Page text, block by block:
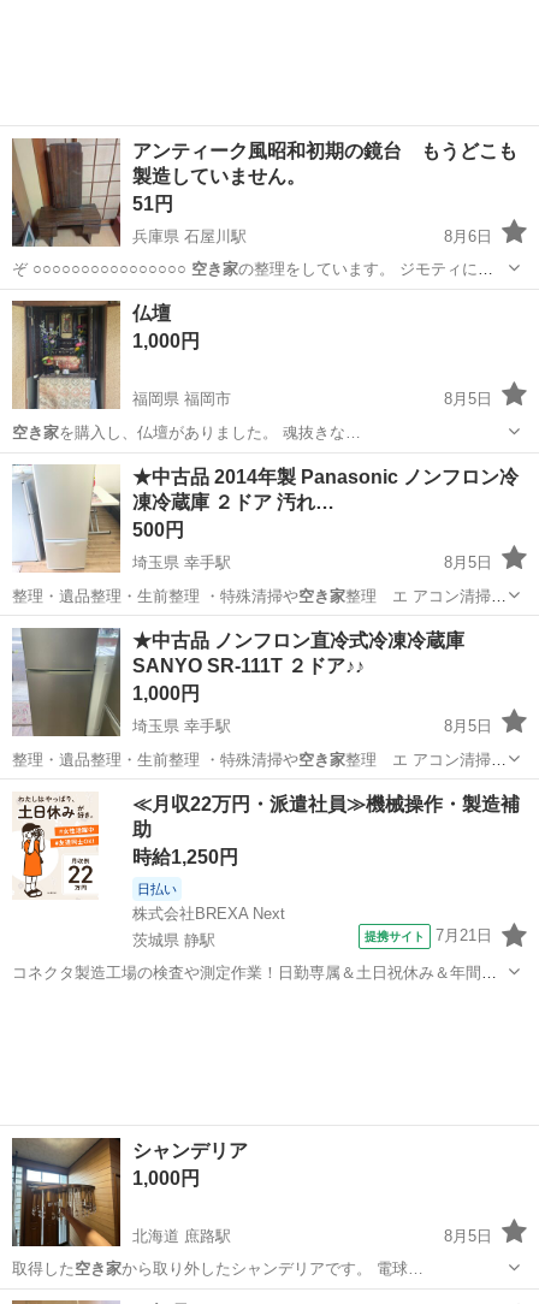
アンティーク風昭和初期の鏡台 もうどこも
製造していません。
51円
兵庫県 石屋川駅
8月6日
ぞ ○○○○○○○○○○○○○○○○ 空き家の整理をしています。 ジモティに載
せて…
兵庫 神戸市 石屋川駅
仏壇
1,000円
福岡県 福岡市
8月5日
空き家を購入し、仏壇がありました。 魂抜きな…
福岡 福岡市 家具 仏壇
★中古品 2014年製 Panasonic ノンフロン冷
凍冷蔵庫 ２ドア 汚れ…
500円
埼玉県 幸手駅
8月5日
整理・遺品整理・生前整理 ・特殊清掃や空き家整理 エ アコン清掃ま
で ・家屋の解…
埼玉 幸手市 幸手駅 キッチン家電
★中古品 ノンフロン直冷式冷凍冷蔵庫
SANYO SR-111T ２ドア♪♪
1,000円
埼玉県 幸手駅
8月5日
整理・遺品整理・生前整理 ・特殊清掃や空き家整理 エ アコン清掃ま
で ・家屋の解…
埼玉 幸手市 幸手駅 キッチン家電
≪月収22万円・派遣社員≫機械操作・製造補
助
時給1,250円
日払い
株式会社BREXA Next
茨城県 静駅
提携サイト 7月21日
コネクタ製造工場の検査や測定作業！日勤専属＆土日祝休み＆年間休
シャンデリア
1,000円
北海道 庶路駅
8月5日
取得した 空き家から取り外したシャンデリアです。 電球…